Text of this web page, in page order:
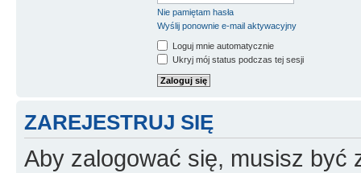
Nie pamiętam hasła
Wyślij ponownie e-mail aktywacyjny
Loguj mnie automatycznie
Ukryj mój status podczas tej sesji
ZAREJESTRUJ SIĘ
Aby zalogować się, musisz być